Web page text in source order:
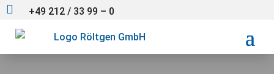
 +49 212 / 33 99 – 0